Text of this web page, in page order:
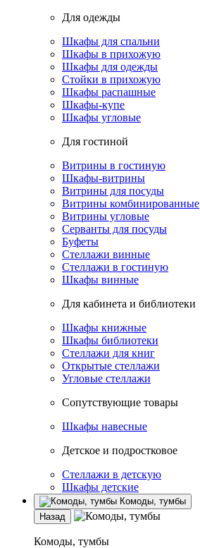
Для одежды
Шкафы для спальни
Шкафы в прихожую
Шкафы для одежды
Стойки в прихожую
Шкафы распашные
Шкафы-купе
Шкафы угловые
Для гостиной
Витрины в гостиную
Шкафы-витрины
Витрины для посуды
Витрины комбинированные
Витрины угловые
Серванты для посуды
Буфеты
Стеллажи винные
Стеллажи в гостиную
Шкафы винные
Для кабинета и библиотеки
Шкафы книжные
Шкафы библиотеки
Стеллажи для книг
Открытые стеллажи
Угловые стеллажи
Сопутствующие товары
Шкафы навесные
Детское и подростковое
Стеллажи в детскую
Шкафы детские
Комоды, тумбы
Назад
Комоды, тумбы